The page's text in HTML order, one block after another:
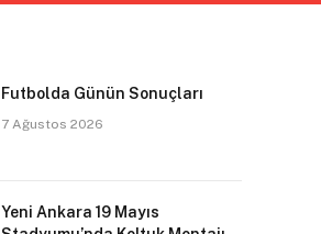
Futbolda Günün Sonuçları
7 Ağustos 2026
Yeni Ankara 19 Mayıs